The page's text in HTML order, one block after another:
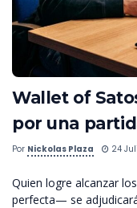
Wallet of
por una
Por Nickolas Plaza 24
Quien logre alcanzar
perfecta— se